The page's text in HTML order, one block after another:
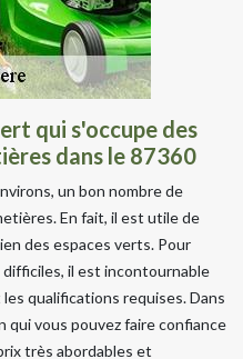
qui s'occupe des
dans le 87360
un bon nombre de
En fait, il est utile de
des espaces verts. Pour
il est incontournable
qualifications requises. Dans
qui vous pouvez faire confiance
très abordables et